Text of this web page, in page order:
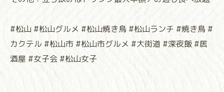
#松山 #松山グルメ #松山焼き鳥 #松山ランチ #焼き鳥 #
カクテル #松山市 #松山市グルメ #大街道 #深夜飯 #居
酒屋 #女子会 #松山女子